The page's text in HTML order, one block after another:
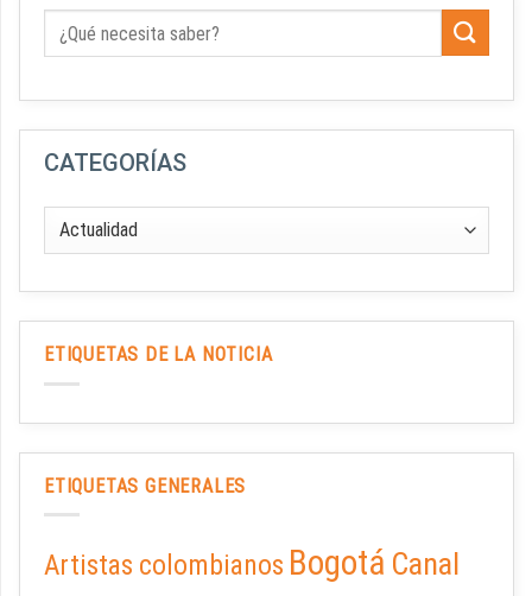
CATEGORÍAS
ETIQUETAS DE LA NOTICIA
ETIQUETAS GENERALES
Artistas colombianos Bogotá Canal